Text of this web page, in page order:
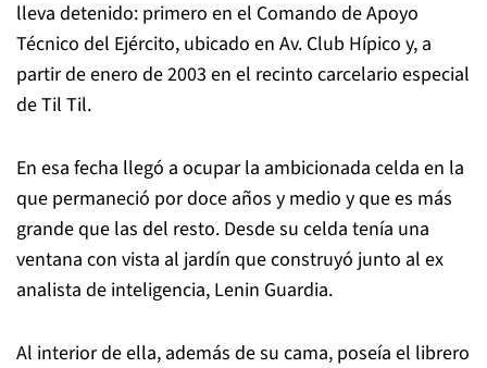
lleva detenido: primero en el Comando de Apoyo
Técnico del Ejército, ubicado en Av. Club Hípico y, a
partir de enero de 2003 en el recinto carcelario especial
de Til Til.
En esa fecha llegó a ocupar la ambicionada celda en la
que permaneció por doce años y medio y que es más
grande que las del resto. Desde su celda tenía una
ventana con vista al jardín que construyó junto al ex
analista de inteligencia, Lenin Guardia.
Al interior de ella, además de su cama, poseía el librero